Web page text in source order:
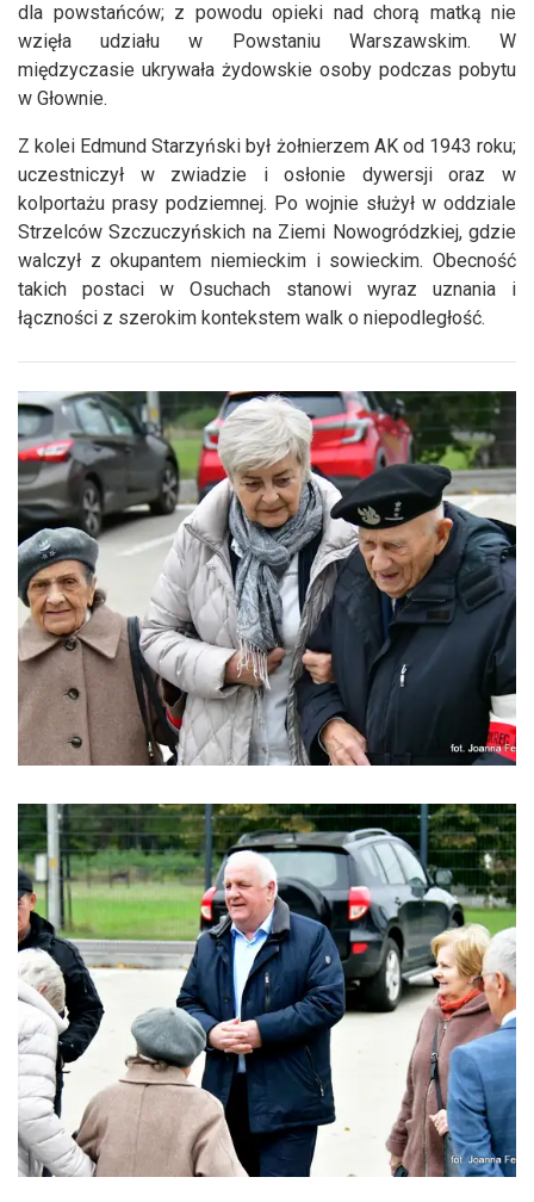
dla powstańców; z powodu opieki nad chorą matką nie
wzięła udziału w Powstaniu Warszawskim. W
międzyczasie ukrywała żydowskie osoby podczas pobytu
w Głownie.
Z kolei Edmund Starzyński był żołnierzem AK od 1943 roku;
uczestniczył w zwiadzie i osłonie dywersji oraz w
kolportażu prasy podziemnej. Po wojnie służył w oddziale
Strzelców Szczuczyńskich na Ziemi Nowogródzkiej, gdzie
walczył z okupantem niemieckim i sowieckim. Obecność
takich postaci w Osuchach stanowi wyraz uznania i
łączności z szerokim kontekstem walk o niepodległość.